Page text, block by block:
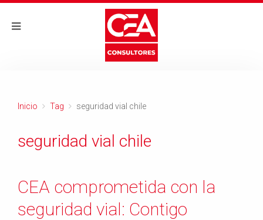
Inicio Tag seguridad vial chile
seguridad vial chile
CEA comprometida con la
seguridad vial: Contigo